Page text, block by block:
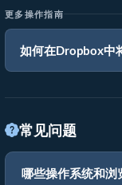
更多操作指南
如何在Dropbox中
常见问题
哪些操作系统和浏